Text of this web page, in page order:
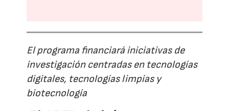
El programa financiará iniciativas de
investigación centradas en tecnologías
digitales, tecnologías limpias y
biotecnología